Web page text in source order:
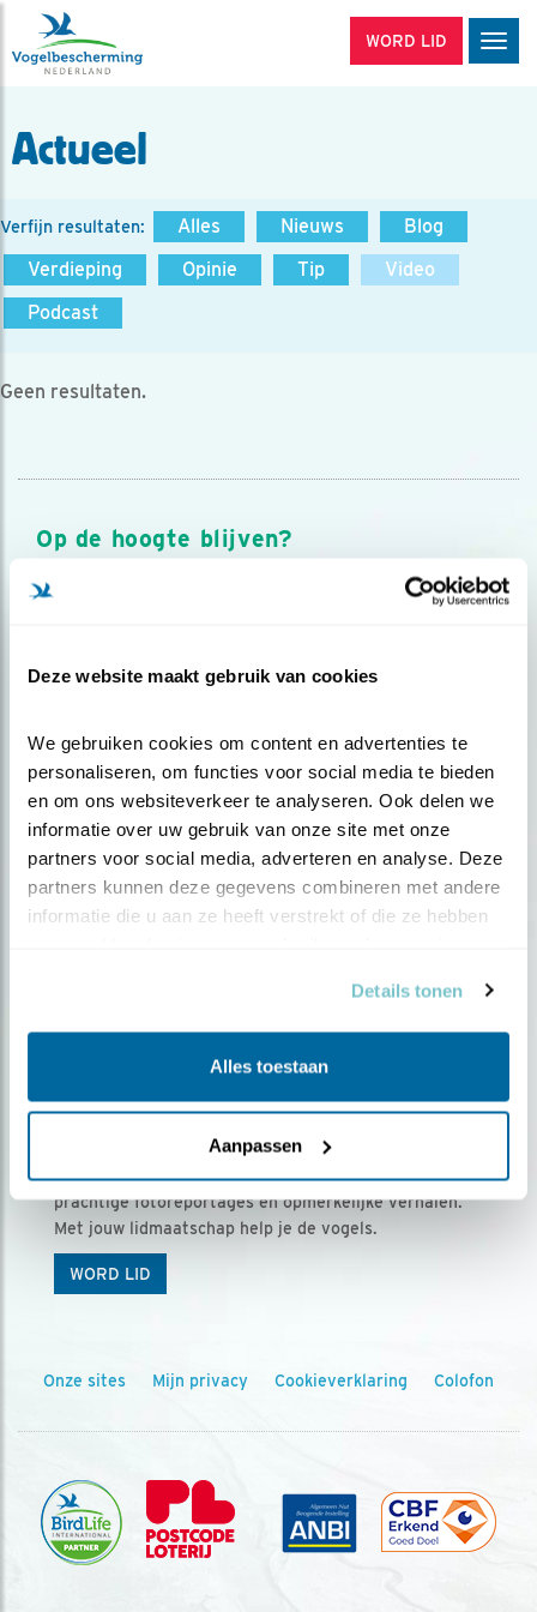
Deze website maakt gebruik van cookies
We gebruiken cookies om content en advertenties te
personaliseren, om functies voor social media te bieden
en om ons websiteverkeer te analyseren. Ook delen we
informatie over uw gebruik van onze site met onze
partners voor social media, adverteren en analyse. Deze
partners kunnen deze gegevens combineren met andere
informatie die u aan ze heeft verstrekt of die ze hebben
Details tonen
Alles toestaan
Aanpassen
WORD LID
Actueel
Verfijn resultaten: Alles Nieuws
Blog
Verdieping
Opinie Tip
Video
Podcast
Geen resultaten.
Op de hoogte blijven?
Meld je aan en ontvang nieuws, inspiratie, acties en tips
over vogels en activiteiten van Vogelbescherming.
Ontvang 5 x Vogels voor € 36,00 per jaar
Vogels is het tijdschrift voor onze leden, met
prachtige fotoreportages en opmerkelijke verhalen.
Met jouw lidmaatschap help je de vogels.
WORD LID
Onze sites Mijn privacy Cookieverklaring Colofon